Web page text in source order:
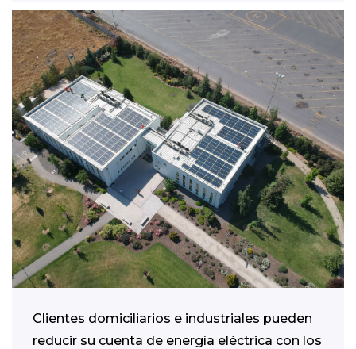
Clientes domiciliarios e industriales pueden
reducir su cuenta de energía eléctrica con los